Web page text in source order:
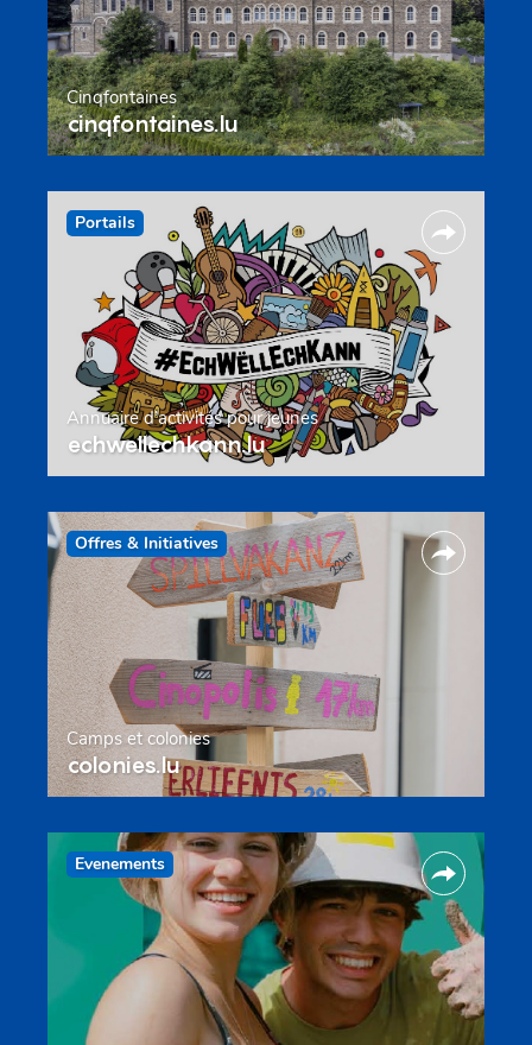
Cinqfontaines
cinqfontaines.lu
Portails
Annuaire d’activités pour jeunes
echwellechkann.lu
Offres & Initiatives
Camps et colonies
colonies.lu
Evenements